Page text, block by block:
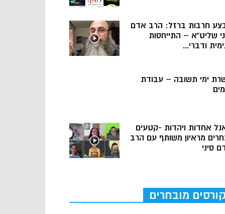
חרבות ברזל: הרב אדם
שליט”א – התייחסות
ודברי...
ימי תשובה – עבודת
אחדות ויהדות -קטעים
מראיון משותף עם הרב
סיני
קורסים מובחרים